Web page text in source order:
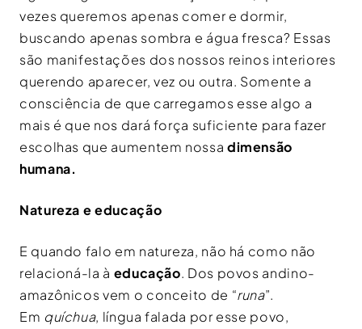
vezes queremos apenas comer e dormir,
buscando apenas sombra e água fresca? Essas
são manifestações dos nossos reinos interiores
querendo aparecer, vez ou outra. Somente a
consciência de que carregamos esse algo a
mais é que nos dará força suficiente para fazer
escolhas que aumentem nossa dimensão
humana.
Natureza e educação
E quando falo em natureza, não há como não
relacioná-la à educação. Dos povos andino-
amazônicos vem o conceito de “runa”.
Em quíchua, língua falada por esse povo,